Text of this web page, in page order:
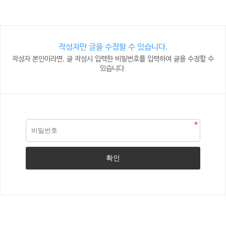
작성자만 글을 수정할 수 있습니다.
작성자 본인이라면, 글 작성시 입력한 비밀번호를 입력하여 글을 수정할 수
있습니다.